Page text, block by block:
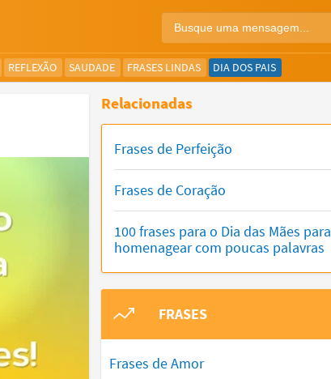
REFLEXÃO SAUDADE FRASES LINDAS DIA DOS PAIS
Relacionadas
Frases de Perfeição
Frases de Coração
100 frases para o Dia das Mães para
homenagear com poucas palavras
FRASES
Frases de Amor